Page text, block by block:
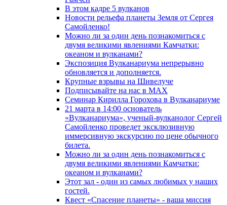
В этом кадре 5 вулканов
Новости рельефа планеты Земля от Сергея
Самойленко!
Можно ли за один день познакомиться с
двумя великими явлениями Камчатки:
океаном и вулканами?
Экспозиция Вулканариума непрерывно
обновляется и дополняется.
Крупные взрывы на Шивелуче
Подписывайте на нас в MAX
Семинар Кирилла Горохова в Вулканариуме
21 марта в 14:00 основатель
«Вулканариума», ученый-вулканолог Сергей
Самойленко проведет эксклюзивную
иммерсивную экскурсию по цене обычного
билета.
Можно ли за один день познакомиться с
двумя великими явлениями Камчатки:
океаном и вулканами?
Этот зал - один из самых любимых у наших
гостей.
Квест «Спасение планеты» - ваша миссия